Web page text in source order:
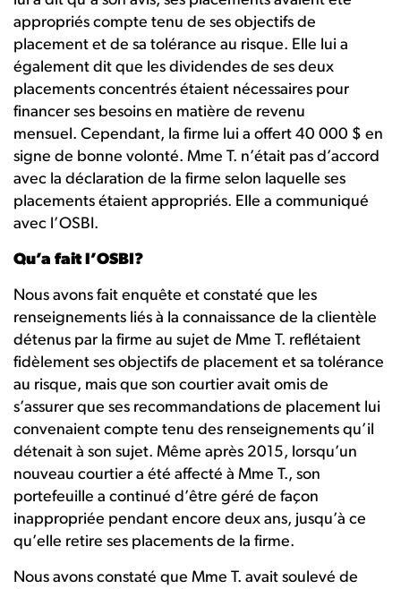
appropriés compte tenu de ses objectifs de
placement et de sa tolérance au risque. Elle lui a
également dit que les dividendes de ses deux
placements concentrés étaient nécessaires pour
financer ses besoins en matière de revenu
mensuel. Cependant, la firme lui a offert 40 000 $ en
signe de bonne volonté. Mme T. n’était pas d’accord
avec la déclaration de la firme selon laquelle ses
placements étaient appropriés. Elle a communiqué
avec l’OSBI.
Qu’a fait l’OSBI?
Nous avons fait enquête et constaté que les
renseignements liés à la connaissance de la clientèle
détenus par la firme au sujet de Mme T. reflétaient
fidèlement ses objectifs de placement et sa tolérance
au risque, mais que son courtier avait omis de
s’assurer que ses recommandations de placement lui
convenaient compte tenu des renseignements qu’il
détenait à son sujet. Même après 2015, lorsqu’un
nouveau courtier a été affecté à Mme T., son
portefeuille a continué d’être géré de façon
inappropriée pendant encore deux ans, jusqu’à ce
qu’elle retire ses placements de la firme.
Nous avons constaté que Mme T. avait soulevé de